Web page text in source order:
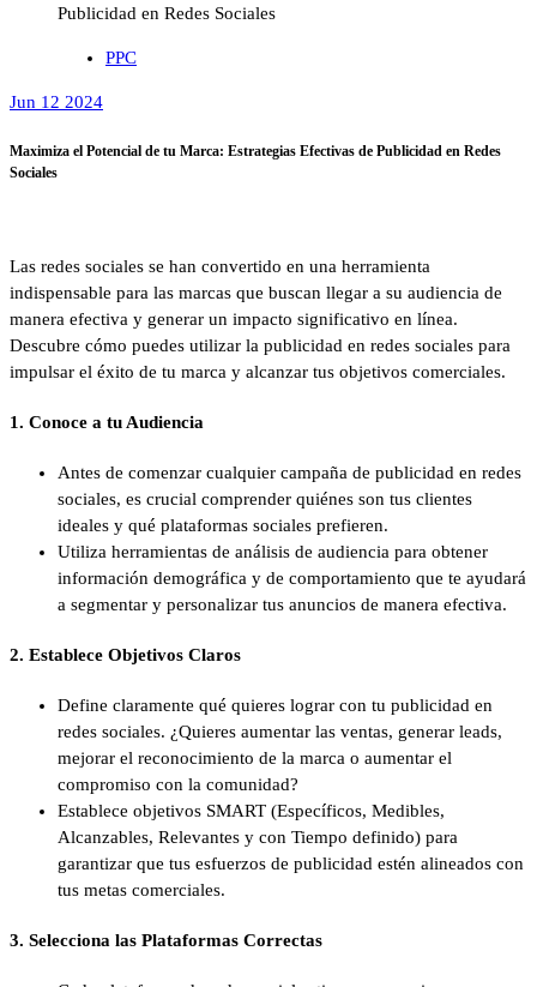
Publicidad en Redes Sociales
PPC
Jun 12 2024
Maximiza el Potencial de tu Marca: Estrategias Efectivas de Publicidad en Redes
Sociales
Las redes sociales se han convertido en una herramienta
indispensable para las marcas que buscan llegar a su audiencia de
manera efectiva y generar un impacto significativo en línea.
Descubre cómo puedes utilizar la publicidad en redes sociales para
impulsar el éxito de tu marca y alcanzar tus objetivos comerciales.
1. Conoce a tu Audiencia
Antes de comenzar cualquier campaña de publicidad en redes
sociales, es crucial comprender quiénes son tus clientes
ideales y qué plataformas sociales prefieren.
Utiliza herramientas de análisis de audiencia para obtener
información demográfica y de comportamiento que te ayudará
a segmentar y personalizar tus anuncios de manera efectiva.
2. Establece Objetivos Claros
Define claramente qué quieres lograr con tu publicidad en
redes sociales. ¿Quieres aumentar las ventas, generar leads,
mejorar el reconocimiento de la marca o aumentar el
compromiso con la comunidad?
Establece objetivos SMART (Específicos, Medibles,
Alcanzables, Relevantes y con Tiempo definido) para
garantizar que tus esfuerzos de publicidad estén alineados con
tus metas comerciales.
3. Selecciona las Plataformas Correctas